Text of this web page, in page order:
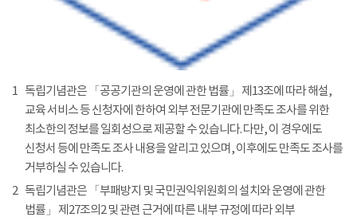
1 독립기념관은 「공공기관의 운영에 관한 법률」 제13조에 따라 해설,
교육 서비스 등 신청자에 한하여 외부 전문기관에 만족도 조사를 위한
최소한의 정보를 일회성으로 제공할 수 있습니다. 다만, 이 경우에도
신청서 등에 만족도 조사 내용을 알리고 있으며, 이후에도 만족도 조사를
거부하실 수 있습니다.
2 독립기념관은 「부패방지 및 국민권익위원회의 설치와 운영에 관한
법률」 제27조의2 및 관련 근거에 따른 내부 규정에 따라 외부